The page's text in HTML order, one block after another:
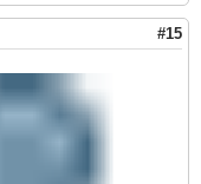
#15